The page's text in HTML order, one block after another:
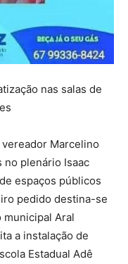
nas salas de
Marcelino
no plenário Isaac
espaços públicos
pedido destina-se
municipal Aral
a instalação de
Estadual Adê